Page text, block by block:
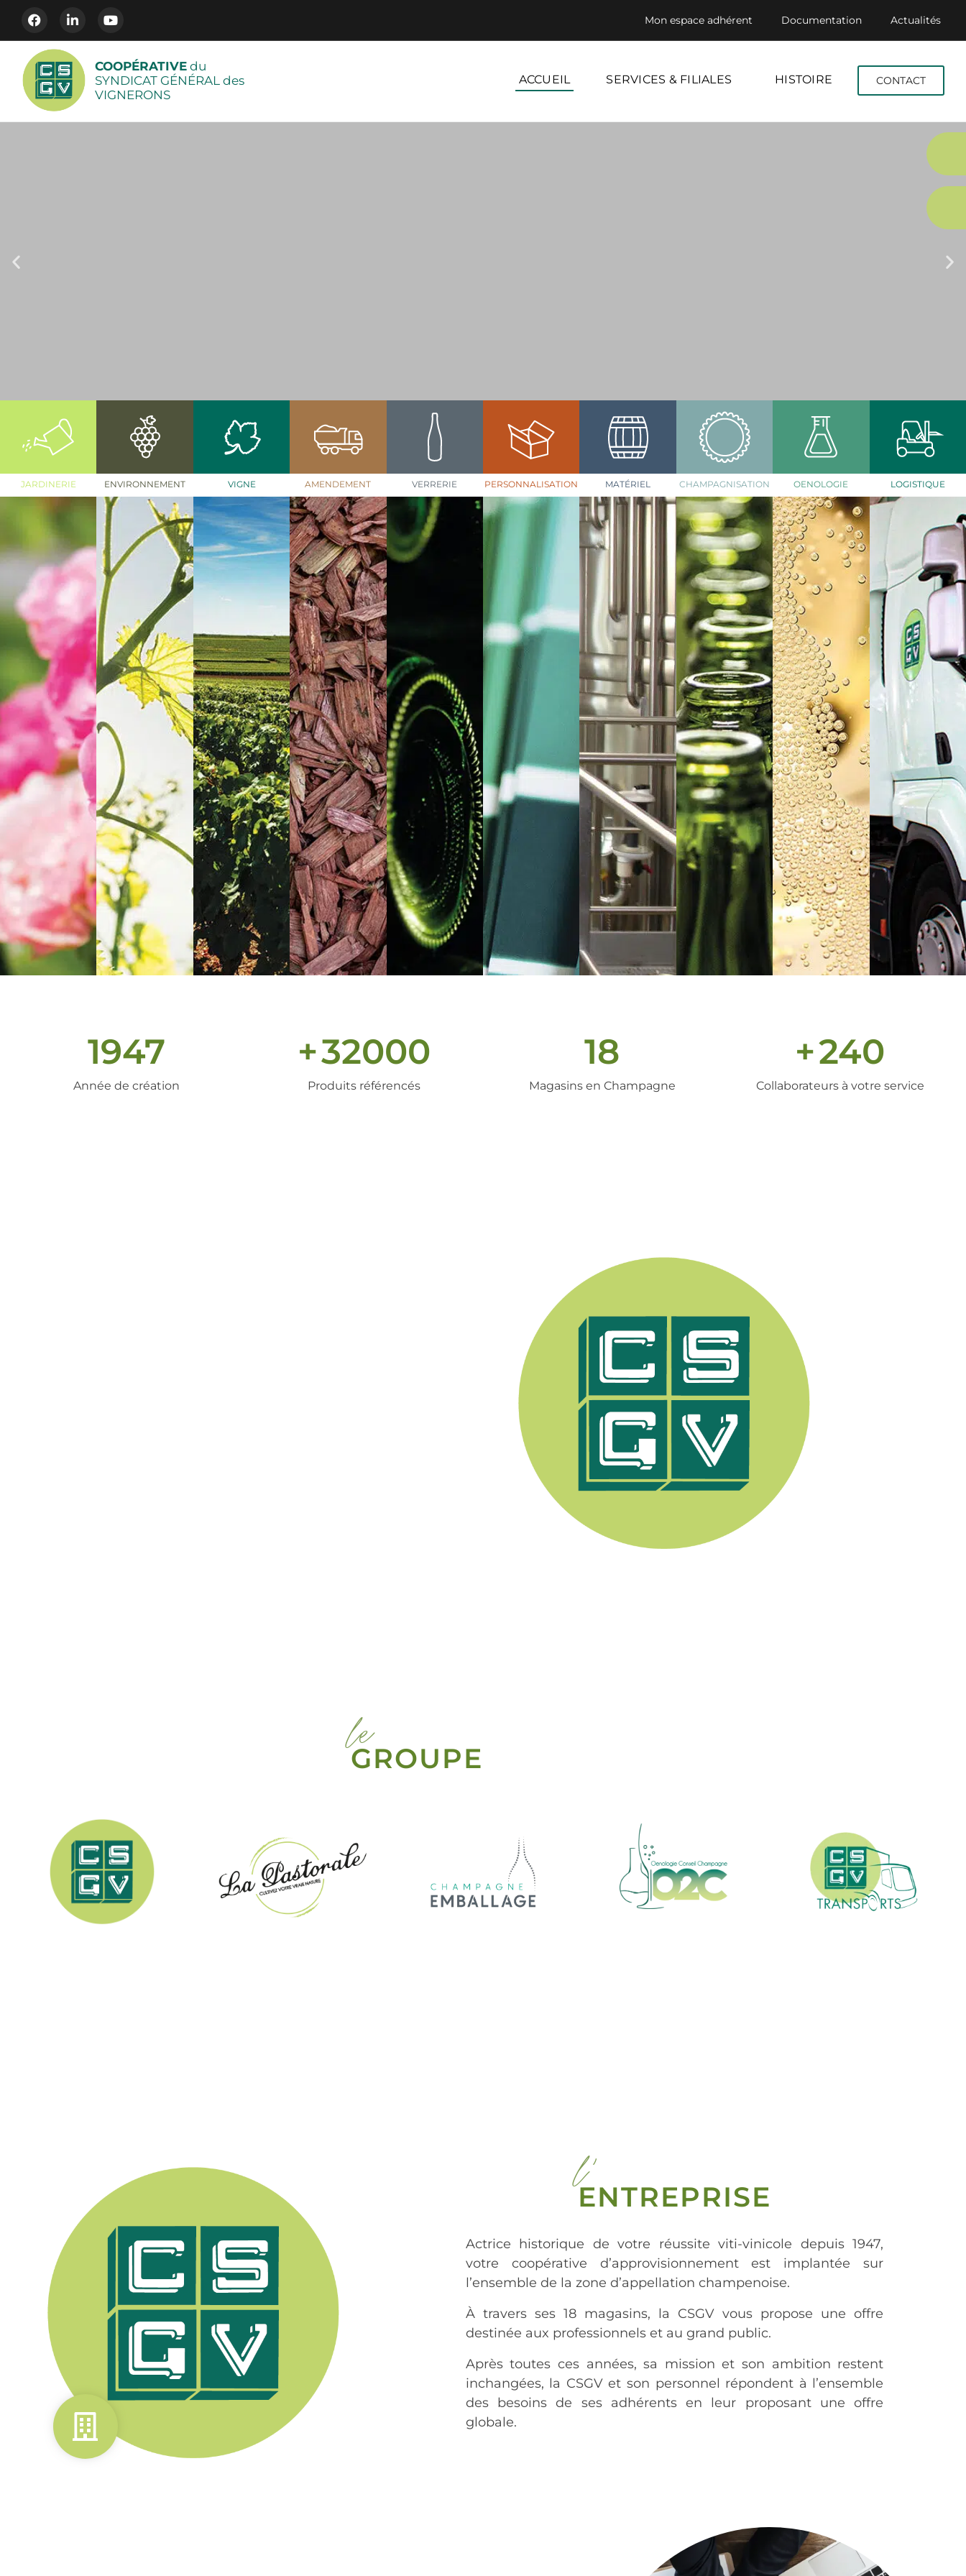
Mon espace adhérent Documentation Actualités
COOPÉRATIVE du
SYNDICAT GÉNÉRAL des
VIGNERONS
ACCUEIL SERVICES & FILIALES HISTOIRE CONTACT
JARDINERIE ENVIRONNEMENT VIGNE AMENDEMENT VERRERIE PERSONNALISATION MATÉRIEL CHAMPAGNISATION OENOLOGIE LOGISTIQUE
1947
Année de création
+32000
Produits référencés
18
Magasins en Champagne
+240
Collaborateurs à votre service
le
GROUPE
l'
ENTREPRISE
Actrice historique de votre réussite viti-vinicole depuis 1947,
votre coopérative d’approvisionnement est implantée sur
l’ensemble de la zone d’appellation champenoise.
À travers ses 18 magasins, la CSGV vous propose une offre
destinée aux professionnels et au grand public.
Après toutes ces années, sa mission et son ambition restent
inchangées, la CSGV et son personnel répondent à l’ensemble
des besoins de ses adhérents en leur proposant une offre
globale.